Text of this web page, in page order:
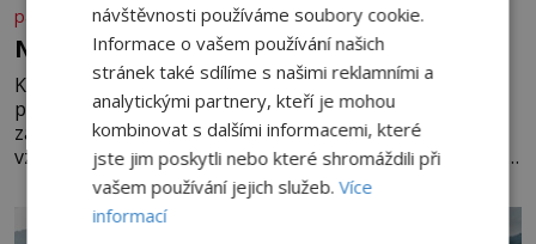
panidomu.cz
Nedovolte mozku stárnout
Každý, komu je přes 25 let, by měl pravidelně
procvičovat mozkové závity. V tomto období se totiž
začíná zhoršovat paměť. Možná máte problém
vzpomenout si na jméno kolegy z práce. Nebo marně v
paměti lovíte název knížky, kterou jste nedávno přečetli.
Je to opravdu tak, s věkem jako kdyby se paměť
rozhodla stávkovat. Cvičte
návštěvnosti používáme soubory cookie.
Informace o vašem používání našich
stránek také sdílíme s našimi reklamními a
analytickými partnery, kteří je mohou
kombinovat s dalšími informacemi, které
jste jim poskytli nebo které shromáždili při
vašem používání jejich služeb.Více
informací